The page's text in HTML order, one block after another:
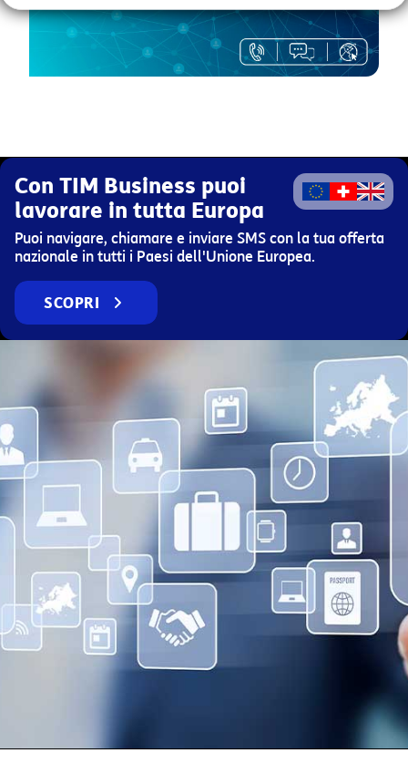
Con TIM Business puoi
lavorare in tutta Europa
Puoi navigare, chiamare e inviare SMS con la tua offerta
nazionale in tutti i Paesi dell'Unione Europea.
SCOPRI